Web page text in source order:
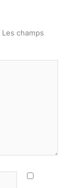
Les champs